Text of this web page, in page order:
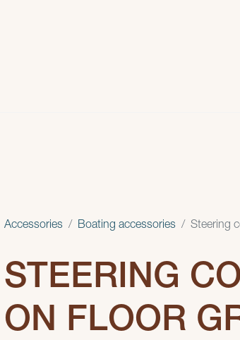
Accessories Boating accessories Steering
STEERING
ON FLOOR